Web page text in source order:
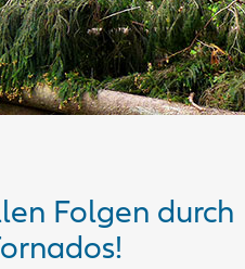
Folgen durch